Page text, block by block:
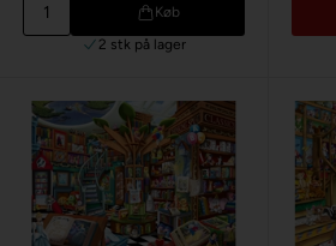
Køb
2 stk på lager